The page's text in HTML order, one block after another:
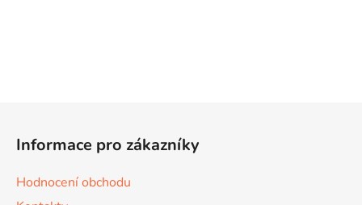
Informace pro zákazníky
Hodnocení obchodu